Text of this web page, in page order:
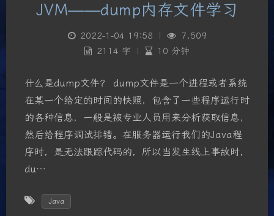
夜间模式
JVM——dump内存文件学习
2022-1-04 19:58 |
7,509
2114 字
| 10 分钟
什么是dump文件？ dump文件是一个进程或者系统
在某一个给定的时间的快照，包含了一些程序运行时
的各种信息，一般是被专业人员用来分析获取信息，
然后给程序调试排错。在服务器运行我们的Java程
序时，是无法跟踪代码的，所以当发生线上事故时，
du…
Java